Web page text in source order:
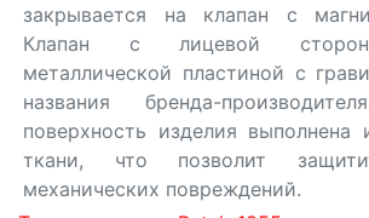
закрывается на клапан с
Клапан с лицевой
металлической пластиной с
названия бренда-
поверхность изделия выполнена
ткани, что позволит
механических повреждений.